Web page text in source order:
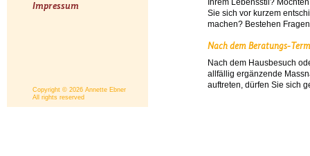
Impressum
Ihrem Lebensstil?
Sie sich vor kurzem
machen? Bestehen
Nach dem Beratungs-
Nach dem Hausbesuch
allfällig ergänzende
auftreten, dürfen Sie sich
Copyright © 2026 Annette Ebner
All rights reserved